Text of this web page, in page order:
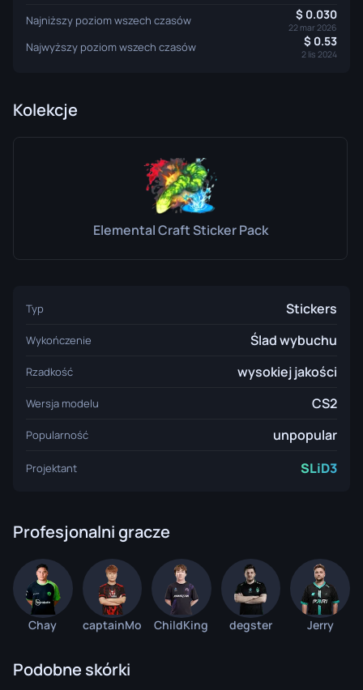
Najniższy poziom wszech czasów 0.030
22 mar 2026
Najwyższy poziom wszech czasów 0.53
2 lis 2024
Kolekcje
Elemental Craft Sticker Pack
Typ Stickers
Wykończenie Ślad wybuchu
Rzadkość wysokiej jakości
Wersja modelu CS2
Popularność unpopular
Projektant SLiD3
Profesjonalni gracze
Chay captainMo ChildKing degster Jerry
Podobne skórki